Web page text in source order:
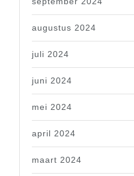
augustus 2024
juli 2024
juni 2024
mei 2024
april 2024
maart 2024